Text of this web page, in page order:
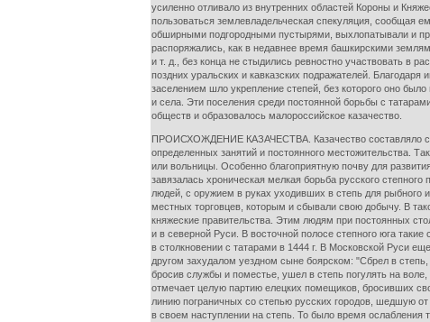
усиленно отливало из внутренних областей Короны и
пользоваться землевладельческая спекуляция, сообщая
обширными подгородными пустырями, выхлопатывали и
распоряжались, как в недавнее время башкирскими
и т. д., без конца не стыдились ревностно участвовать в
поздних уральских и кавказских подражателей.
заселением шло укрепление степей, без которого оно
и села. Эти поселения среди постоянной борьбы с
обществ и образовалось малороссийское казачество.
ПРОИСХОЖДЕНИЕ КАЗАЧЕСТВА. Казачество составляло
определенных занятий и постоянного местожительства.
или вольницы. Особенно благоприятную почву для
завязалась хроническая мелкая борьба русского
людей, с оружием в руках уходивших в степь для
местных торговцев, которым и сбывали свою добычу. В
княжеские правительства. Этим людям при постоянных
и в северной Руси. В восточной полосе степного юга
в столкновении с татарами в 1444 г. В Московской Руси
другом захудалом уездном сыне боярском: "Сбрел в
бросив службы и поместье, ушел в степь погулять на
отмечает целую партию елецких помещиков, бросивших
линию пограничных со степью русских городов, шедшую
в своем наступлении на степь. То было время ослабления